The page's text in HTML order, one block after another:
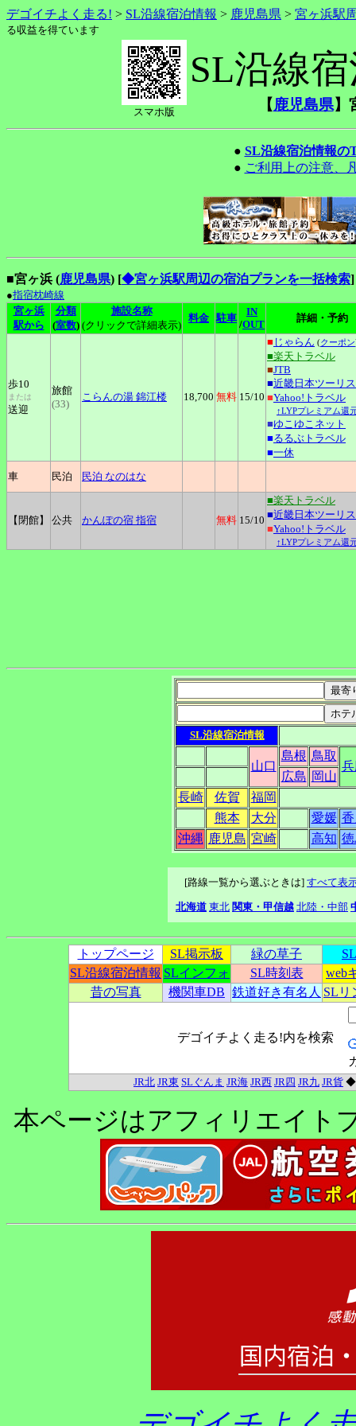
デゴイチよく走る! > SL沿線宿泊情報 > 鹿児島県 > 宮ヶ浜駅
る収益を得ています
スマホ版
SL沿線
【鹿児島県】
● SL沿線宿泊情報の
● ご利用上の注意、
■宮ヶ浜 (鹿児島県) [◆宮ヶ浜駅周辺の宿泊プランを一括検索]
●指宿枕崎線
宮ヶ浜
駅から
分類
(室数)
施設名称
(クリックで詳細表示)
料金 駐車
IN
/OUT
詳細・予約
歩10
または
送迎
旅館
(33)
こらんの湯 錦江楼 18,700 無料 15/10
■ じゃらん (クーポン
■楽天トラベル
■JTB
■近畿日本ツーリ
■Yahoo!トラベル
↑LYPプレミアム還
■ゆこゆこネット
■るるぶトラベル
■一休
車
民泊 民泊 なのはな
【閉館】 公共 かんぽの宿 指宿 無料 15/10
■楽天トラベル
■近畿日本ツーリ
■Yahoo!トラベル
↑LYPプレミアム還
SL沿線宿泊情報
山口
島根 鳥取
広島 岡山
長崎
佐賀
福岡
熊本
大分 愛媛
沖縄 鹿児島 宮崎 高知
[路線一覧から選ぶときは] すべて表
北海道 東北 関東・甲信越 北陸・中部
トップページ SL掲示板 緑の草子
SL沿線宿泊情報 SLインフォ SL時刻表
web
昔の写真
機関車DB 鉄道好き有名人 SLリ
デゴイチよく走る!内を検索
JR北 JR東 SLぐんま JR海 JR西 JR四 JR九 JR貨
本ページはアフィリエイト